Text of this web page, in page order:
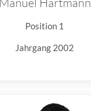
Position 1
Jahrgang 2002